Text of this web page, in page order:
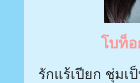
โบท็อ
รักแร้เปียก ชุ่มเ